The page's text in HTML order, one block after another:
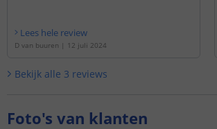
Lees hele review
D van buuren | 12 juli 2024
Bekijk alle 3 reviews
Foto's van klanten